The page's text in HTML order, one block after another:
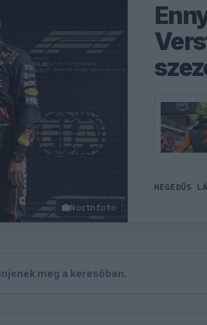
Northfoto
HEGEDŰS
meg a keresőben.